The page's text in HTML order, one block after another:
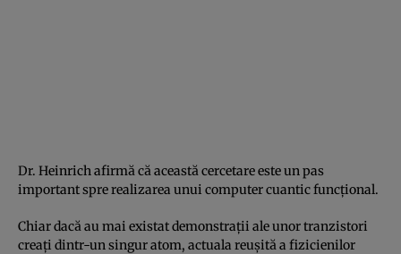
Dr. Heinrich afirmă că această cercetare este un pas
important spre realizarea unui computer cuantic funcţional.
Chiar dacă au mai existat demonstraţii ale unor tranzistori
creaţi dintr-un singur atom, actuala reuşită a fizicienilor